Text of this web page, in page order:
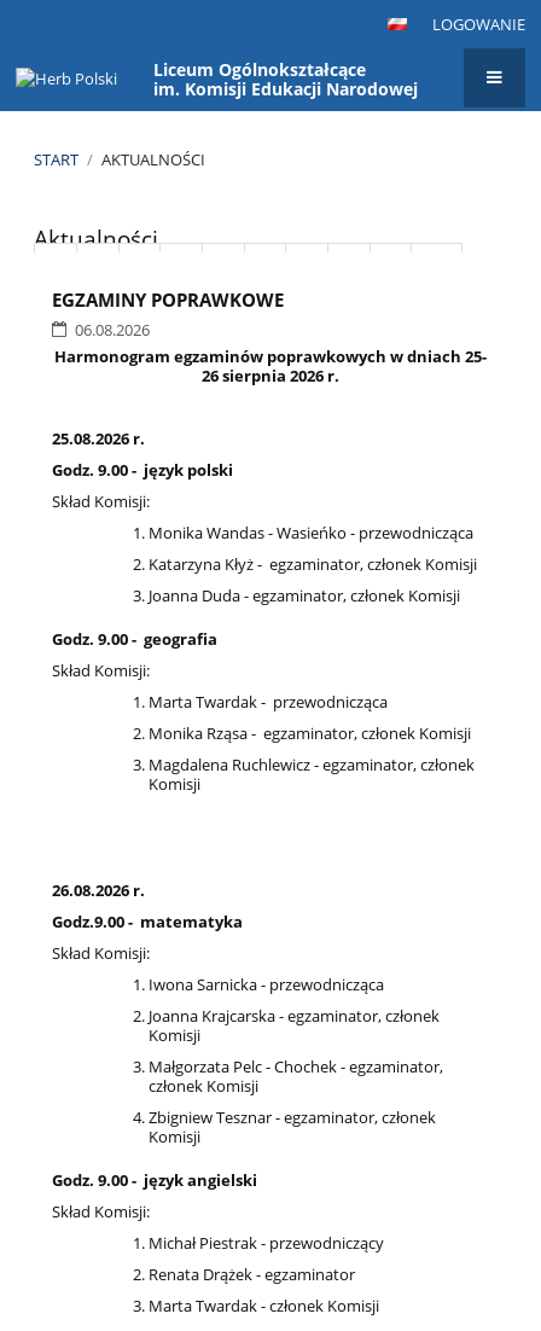
LOGOWANIE
Liceum Ogólnokształcące
im. Komisji Edukacji Narodowej
START / AKTUALNOŚCI
Aktualności
Aktualności
EGZAMINY POPRAWKOWE
06.08.2026
Harmonogram egzaminów poprawkowych w dniach 25-
26 sierpnia 2026 r.
25.08.2026 r.
Godz. 9.00 - język polski
Skład Komisji:
Monika Wandas - Wasieńko - przewodnicząca
Katarzyna Kłyż - egzaminator, członek Komisji
Joanna Duda - egzaminator, członek Komisji
Godz. 9.00 - geografia
Skład Komisji:
Marta Twardak - przewodnicząca
Monika Rząsa - egzaminator, członek Komisji
Magdalena Ruchlewicz - egzaminator, członek
Komisji
26.08.2026 r.
Godz.9.00 - matematyka
Skład Komisji:
Iwona Sarnicka - przewodnicząca
Joanna Krajcarska - egzaminator, członek
Komisji
Małgorzata Pelc - Chochek - egzaminator,
członek Komisji
Zbigniew Tesznar - egzaminator, członek
Komisji
Godz. 9.00 - język angielski
Skład Komisji:
Michał Piestrak - przewodniczący
Renata Drążek - egzaminator
Marta Twardak - członek Komisji
Dalej